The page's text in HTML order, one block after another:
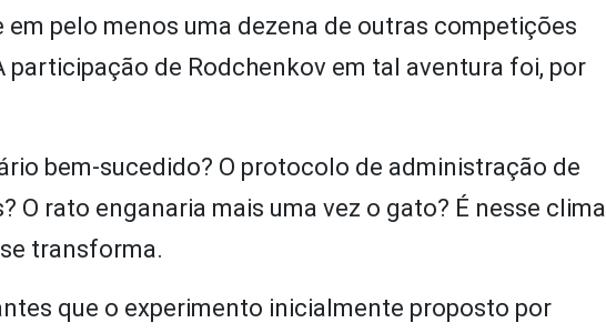
pelo menos uma dezena de outras competições
de Rodchenkov em tal aventura foi, por
bem-sucedido? O protocolo de administração de
O rato enganaria mais uma vez o gato? É nesse clima
transforma.
que o experimento inicialmente proposto por